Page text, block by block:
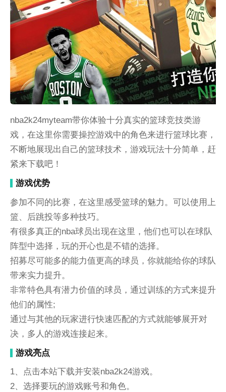
nba2k24myteam带你体验十分真实的篮球竞技类游
戏，在这里你需要操控游戏中的角色来进行篮球比赛，
不断地展现出自己的篮球技术，游戏玩法十分简单，赶
紧来下载吧！
游戏优势
参加不同的比赛，在这里感受篮球的魅力。可以使用上
篮、后跳投等多种技巧。
有很多真正的nba球员出现在这里，他们也可以在球队
阵型中选择，玩的开心也是不错的选择。
招募尽可能多的能力值更高的球员，你就能给你的球队
带来实力提升。
非常特色具有潜力价值的球员，通过训练的方式来提升
他们的属性;
通过与其他的玩家进行快速匹配的方式就能够展开对
决，多人的游戏连接起来。
游戏亮点
1、点击本站下载并安装nba2k24游戏。
2、选择要玩的游戏账号和角色。